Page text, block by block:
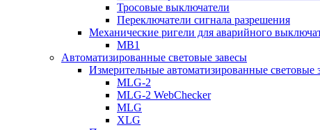
Тросовые выключатели
Переключатели сигнала разрешения
Механические ригели для аварийного
MB1
Автоматизированные световые завесы
Измерительные автоматизированные световые
MLG-2
MLG-2 WebChecker
MLG
XLG